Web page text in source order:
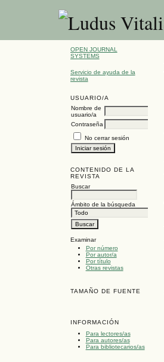
OPEN JOURNAL
SYSTEMS
Servicio de ayuda de la
revista
USUARIO/A
Nombre de
usuario/a
Contraseña
No cerrar sesión
CONTENIDO DE LA
REVISTA
Buscar
Ámbito de la búsqueda
Examinar
Por número
Por autor/a
Por título
Otras revistas
TAMAÑO DE FUENTE
INFORMACIÓN
Para lectores/as
Para autores/as
Para bibliotecarios/as